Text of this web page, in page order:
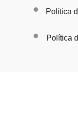
Política
Política